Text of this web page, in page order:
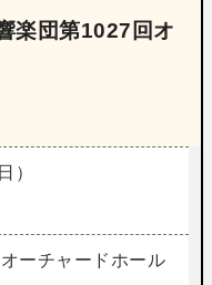
楽団第1027回オ
）
ーチャードホール